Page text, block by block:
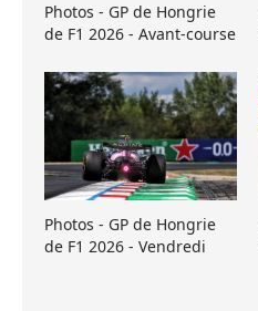
Photos - GP de Hongrie
de F1 2026 - Avant-course
Photos - GP de Hongrie
de F1 2026 - Vendredi